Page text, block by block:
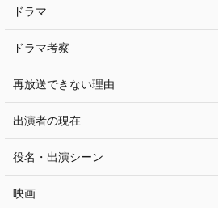
ドラマ
ドラマ考察
再放送できない理由
出演者の現在
役名・出演シーン
映画